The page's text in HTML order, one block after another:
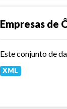
Empresas de
XML